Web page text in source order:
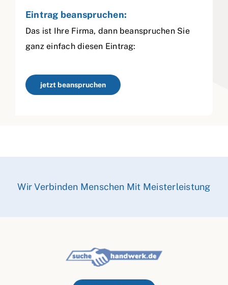
Eintrag beanspruchen:
Das ist Ihre Firma, dann beanspruchen Sie
ganz einfach diesen Eintrag:
jetzt beanspruchen
Wir Verbinden Menschen Mit Meisterleistung